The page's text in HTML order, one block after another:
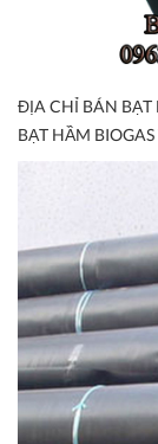
ĐỊA CHỈ BÁN BẠT
BẠT HẦM